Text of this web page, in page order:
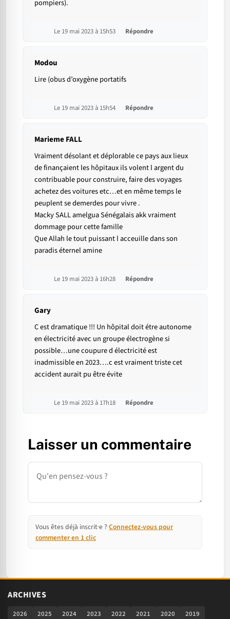
pompiers).
Le 19 mai 2023 à 15h53 Répondre
Modou
Lire (obus d’oxygène portatifs
Le 19 mai 2023 à 15h54 Répondre
Marieme FALL
Vraiment désolant et déplorable ce pays aux lieux
de finançaient les hôpitaux ils volent l argent du
contribuable pour construire, faire des voyages
achetez des voitures etc…et en même temps le
peuplent se demerdes pour vivre .
Macky SALL amelgua Sénégalais akk vraiment
dommage pour cette famille
Que Allah le tout puissant l acceuille dans son
paradis éternel amine
Le 19 mai 2023 à 16h28 Répondre
Gary
C est dramatique !!! Un hôpital doit étre autonome
en électricité avec un groupe électrogène si
possible…une coupure d électricité est
inadmissible en 2023….c est vraiment triste cet
accident aurait pu être évite
Le 19 mai 2023 à 17h18 Répondre
Laisser un commentaire
Commentaire
Vous êtes déjà inscrit·e ? Connectez-vous pour
commenter en 1 clic
ARCHIVES
2026 2025 2024 2023 2022 2021 2020
2019